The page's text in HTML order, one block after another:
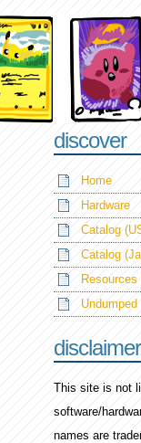
discover
Home
Hardware
Catalog
Catalog
Resources
Undumped
disclaimer
This site is not
software/
names are